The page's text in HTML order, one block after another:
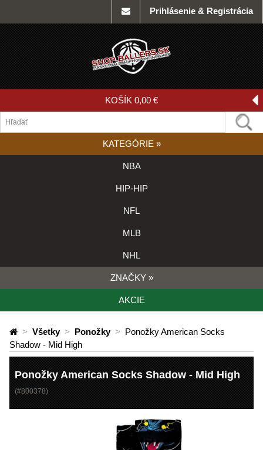
Prihlásenie & Registrácia
KOŠÍK 0,00 €
KATEGÓRIE »
NBA
HIP-HIP
NFL
MLB
NHL
ZNAČKY »
AKCIE
> Všetky > Ponožky > Ponožky American Socks
Shadow - Mid High
Ponožky American Socks Shadow - Mid High
(#800378)